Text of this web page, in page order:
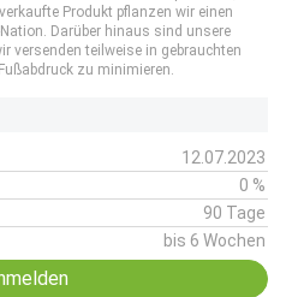
Produkt pflanzen wir einen
Darüber hinaus sind unsere
versenden teilweise in gebrauchten
zu minimieren.
12.07.2023
0 %
90 Tage
bis 6 Wochen